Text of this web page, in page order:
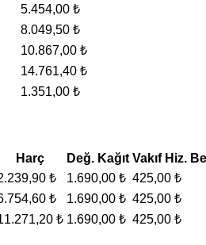
5.454,00 ₺
8.049,50 ₺
10.867,00 ₺
14.761,40 ₺
1.351,00 ₺
Harç Değ. Kağıt Vakıf Hiz.
₺ 1.690,00 ₺ 425,00 ₺
₺ 1.690,00 ₺ 425,00 ₺
₺ 1.690,00 ₺ 425,00 ₺